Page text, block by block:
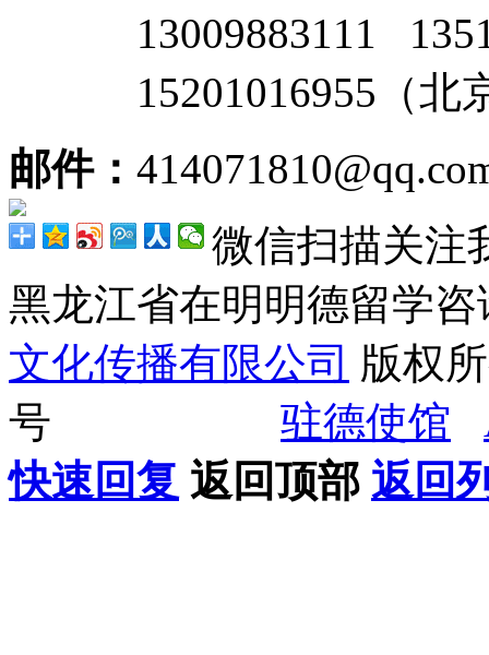
13009883111
15201016955（北
邮件：
微信扫描关注
黑龙江省在明明德留学
文化传播有限公司 版权
号
驻德使馆
快速回复 返回顶部 返回